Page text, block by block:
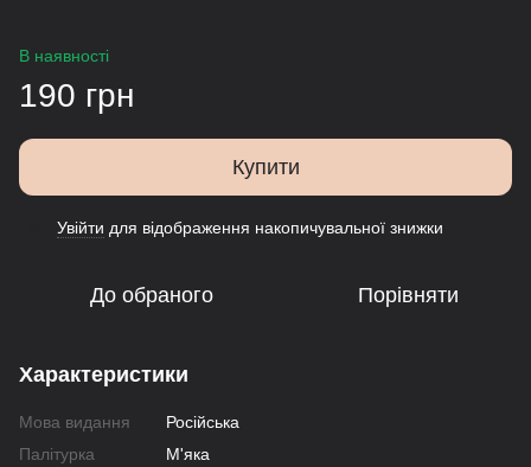
В наявності
190 грн
Купити
Увійти для відображення накопичувальної знижки
До обраного Порівняти
Характеристики
Мова видання
Російська
Палітурка
М'яка